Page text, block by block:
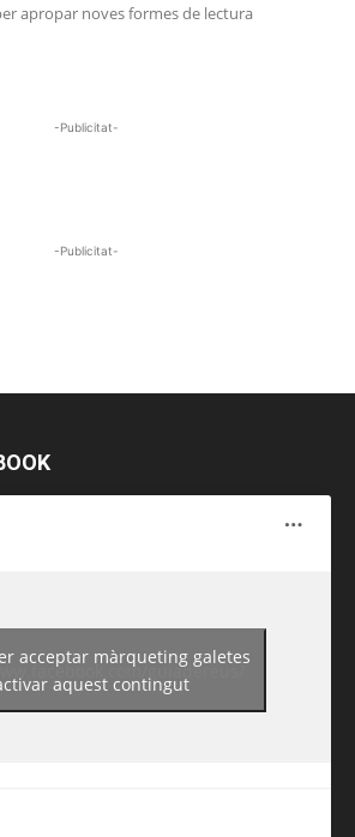
apropar noves formes de lectura
-Publicitat-
-Publicitat-
guiadereus/
acceptar màrqueting galetes
aquest contingut